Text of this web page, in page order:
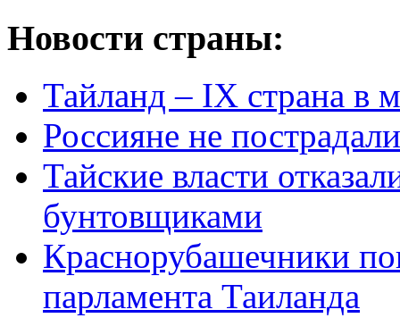
Новости страны:
Тайланд – IX страна в
Россияне не
Тайские власти
бунтовщиками
Краснорубашечники
парламента Таиланда